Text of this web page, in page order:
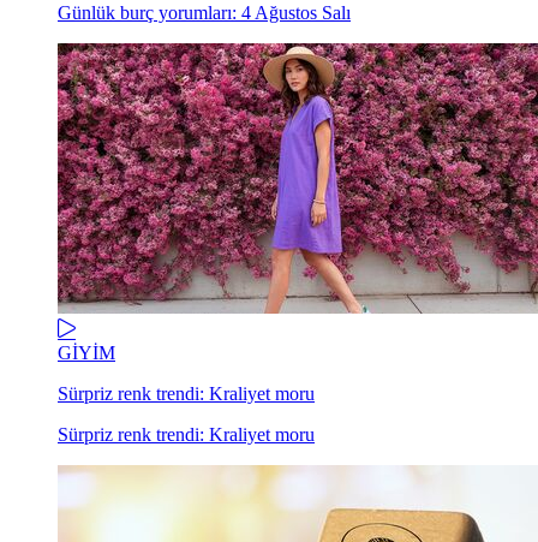
Günlük burç yorumları: 4 Ağustos Salı
GİYİM
Sürpriz renk trendi: Kraliyet moru
Sürpriz renk trendi: Kraliyet moru